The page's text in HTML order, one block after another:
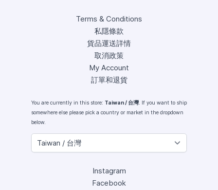
Terms & Conditions
私隱條款
貨品運送詳情
取消政策
My Account
訂單和退貨
You are currently in this store: Taiwan / 台灣. If you want to ship
somewhere else please pick a country or market in the dropdown
below.
Instagram
Facebook